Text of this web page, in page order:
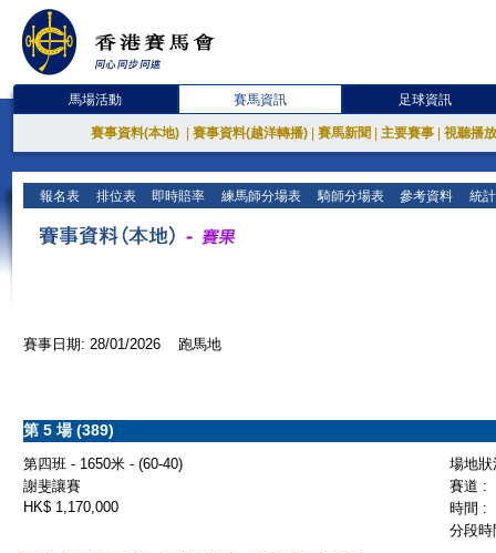
馬場活動 賽馬資訊 足球資訊
賽事資料(本地) 賽事資料(越洋轉播) 賽馬新聞 主要賽事 視聽播
報名表 排位表 即時賠率 練馬師分場表 騎師分場表 參考資料 統
賽事日期: 28/01/2026 跑馬地
第 5 場 (389)
第四班 - 1650米 - (60-40)
場地
謝斐讓賽
賽道 :
HK$ 1,170,000
時間 :
分段